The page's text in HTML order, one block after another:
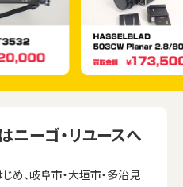
ニーゴ・リユースへ
め、岐阜市・大垣市・多治見